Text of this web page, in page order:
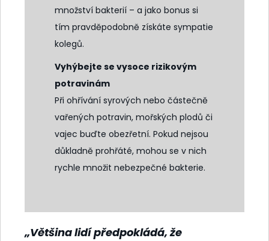
množství bakterií – a jako bonus si
tím pravděpodobně získáte sympatie
kolegů.
Vyhýbejte se vysoce rizikovým
potravinám
Při ohřívání syrových nebo částečně
vařených potravin, mořských plodů či
vajec buďte obezřetní. Pokud nejsou
důkladně prohřáté, mohou se v nich
rychle množit nebezpečné bakterie.
„Většina lidí předpokládá, že